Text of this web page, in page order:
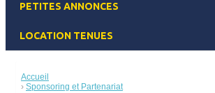
PETITES ANNONCES
LOCATION TENUES
Accueil
Sponsoring et Partenariat